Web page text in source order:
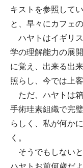
キストを参照して
と、早々にカフェ
ハヤトはイギリ
学の理解能力の展
に覚え、出来る出
照らし、今では上
ただ、ハヤトは
手術珪素組織で完
らしく、私が何か
く。
そうでもしないと
ハヤトお前何歳だ